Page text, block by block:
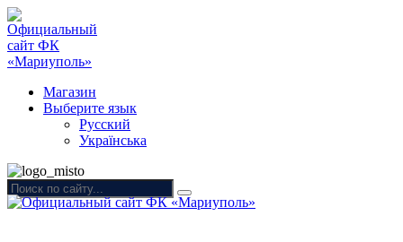
Магазин
Выберите язык
Русский
Українська